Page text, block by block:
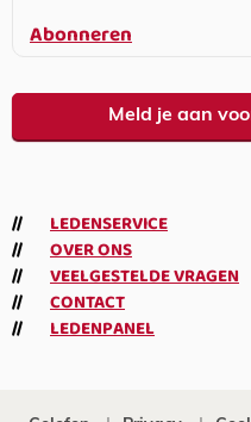
Abonneren
Meld je aan
LEDENSERVICE
OVER ONS
VEELGESTELDE VRAGEN
CONTACT
LEDENPANEL